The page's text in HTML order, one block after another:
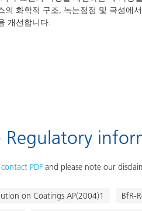
화학적 구조, 녹는점점 및 극성에
개선합니다.
Regulatory
PDF and please note our
on Coatings AP(2004)1
BfR-